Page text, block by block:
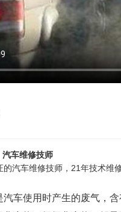
汽车维修技师
汽车使用时产生的废气，